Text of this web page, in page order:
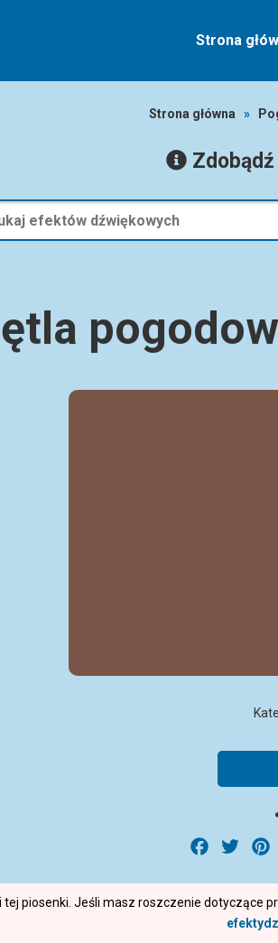
Strona
Strona główna »
Facebook
Twitter
tej piosenki. Jeśli masz roszczenie